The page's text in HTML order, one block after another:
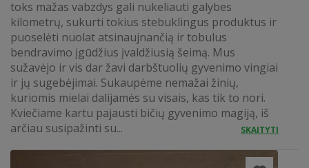
toks mažas vabzdys gali nukeliauti galybes
kilometrų, sukurti tokius stebuklingus produktus ir
puoselėti nuolat atsinaujnančią ir tobulus
bendravimo įgūdžius įvaldžiusią šeimą. Mus
sužavėjo ir vis dar žavi darbštuolių gyvenimo vingiai
ir jų sugebėjimai. Sukaupėme nemažai žinių,
kuriomis mielai dalijamės su visais, kas tik to nori.
Kviečiame kartu pajausti bičių gyvenimo magiją, iš
arčiau susipažinti su...
SKAITYTI